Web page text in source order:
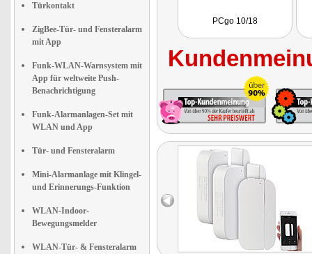
Türkontakt
ZigBee-Tür- und Fensteralarm
mit App
Funk-WLAN-Warnsystem mit
App für weltweite Push-
Benachrichtigung
Funk-Alarmanlagen-Set mit
WLAN und App
Tür- und Fensteralarm
Mini-Alarmanlage mit Klingel-
und Erinnerungs-Funktion
WLAN-Indoor-
Bewegungsmelder
WLAN-Tür- & Fensteralarm
PCgo 10/18